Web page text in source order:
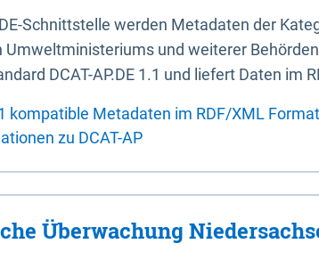
Schnittstelle werden Metadaten der
Umweltministeriums und weiterer
DCAT-AP.DE 1.1 und liefert Daten im
kompatible Metadaten im RDF/XML Format
zu DCAT-AP
Überwachung